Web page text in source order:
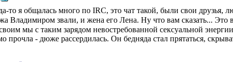
то я общалась много по IRC, это чат такой, были свои
Владимиром звали, и жена его Лена. Ну что вам сказать... Это
мы с таким зарядом невостребованной сексуальной
- дюже рассердилась. Он бедняда стал прятаться,